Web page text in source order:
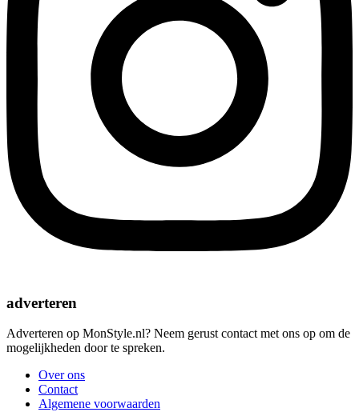
adverteren
Adverteren op MonStyle.nl? Neem gerust contact met ons op om de
mogelijkheden door te spreken.
Over ons
Contact
Algemene voorwaarden